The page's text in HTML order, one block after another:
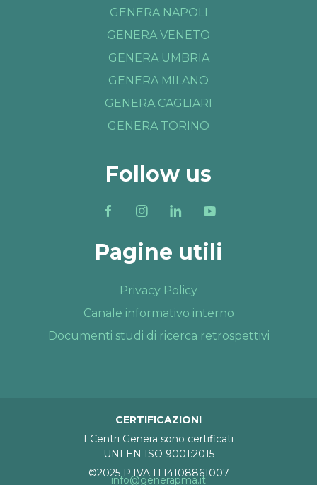
GENERA NAPOLI
GENERA VENETO
GENERA UMBRIA
GENERA MILANO
GENERA CAGLIARI
GENERA TORINO
Follow us
Pagine utili
Privacy Policy
Canale informativo interno
Documenti studi di ricerca retrospettivi
CERTIFICAZIONI
I Centri Genera sono certificati
UNI EN ISO 9001:2015
©2025 P.IVA IT14108861007
info@generapma.it